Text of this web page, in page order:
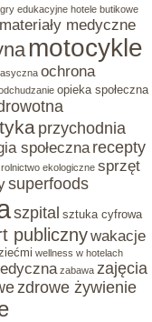
gry edukacyjne hotele butikowe
materiały medyczne
motocykle
ochrona
opieka społeczna
przychodnia
społeczna recepty
rolnictwo ekologiczne sprzęt
superfoods
szpital sztuka cyfrowa
publicznywakacje
wellness w hotelach
zabawa zajęcia
zdrowe żywienie